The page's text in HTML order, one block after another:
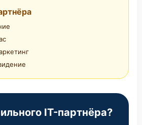
IT-партнёра?